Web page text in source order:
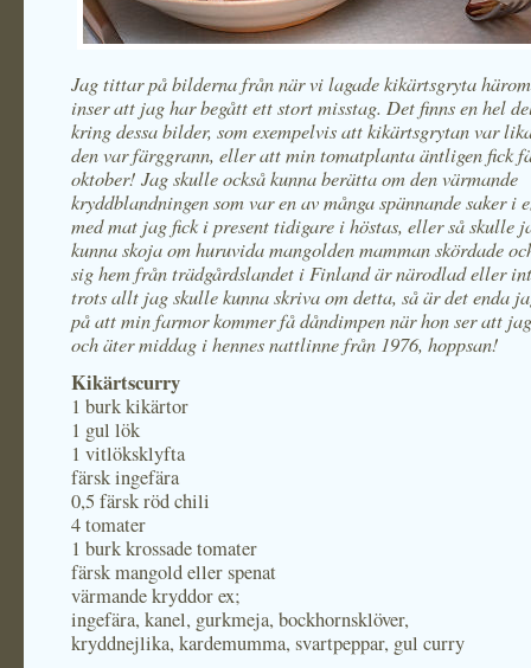
Jag tittar på bilderna från när vi lagade kikärtsgryta
inser att jag har begått ett stort misstag. Det finns en hel
kring dessa bilder, som exempelvis att kikärtsgrytan var
den var färggrann, eller att min tomatplanta äntligen fick
oktober! Jag skulle också kunna berätta om den värmande
kryddblandningen som var en av många spännande saker i
med mat jag fick i present tidigare i höstas, eller så skulle
kunna skoja om huruvida mangolden mamman skördade
sig hem från trädgårdslandet i Finland är närodlad eller
trots allt jag skulle kunna skriva om detta, så är det enda
på att min farmor kommer få dåndimpen när hon ser att
och äter middag i hennes nattlinne från 1976, hoppsan!
Kikärtscurry
1 burk kikärtor
1 gul lök
1 vitlöksklyfta
färsk ingefära
0,5 färsk röd chili
4 tomater
1 burk krossade tomater
färsk mangold eller spenat
värmande kryddor ex;
ingefära, kanel, gurkmeja, bockhornsklöver,
kryddnejlika, kardemumma, svartpeppar, gul curry